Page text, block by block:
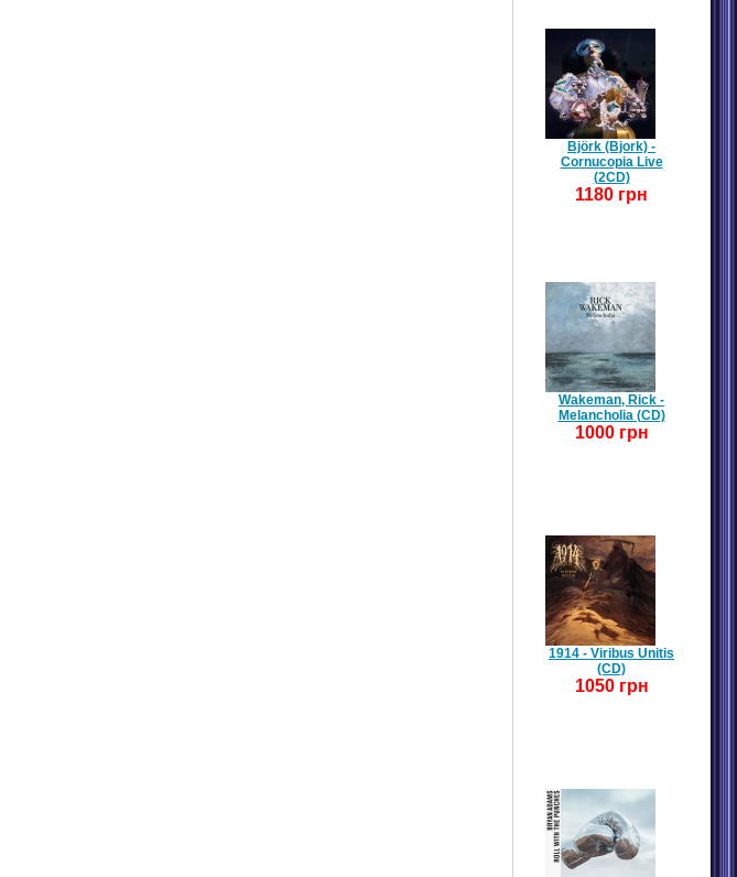
Björk (Bjork) -
Cornucopia Live
(2CD)
1180 грн
Wakeman, Rick -
Melancholia (CD)
1000 грн
1914 - Viribus Unitis
(CD)
1050 грн